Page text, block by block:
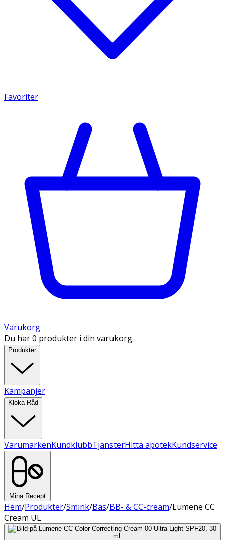
Favoriter
Varukorg
Du har 0 produkter i din varukorg.
Produkter
Kampanjer
Kloka Råd
VarumärkenKundklubbTjänsterHitta apotekKundservice
Mina Recept
Hem/Produkter/Smink/Bas/BB- & CC-cream/Lumene CC
Cream UL